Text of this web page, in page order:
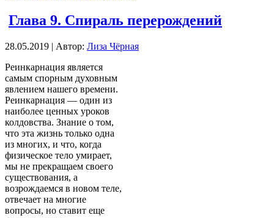
Глава 9. Спираль перерождений
28.05.2019 | Автор: Лиза Чёрная
Реинкарнация является
самым спорным духовным
явлением нашего времени.
Реинкарнация — один из
наиболее ценных уроков
колдовства. Знание о том,
что эта жизнь только одна
из многих, и что, когда
физическое тело умирает,
мы не прекращаем своего
существования, а
возрождаемся в новом теле,
отвечает на многие
вопросы, но ставит еще